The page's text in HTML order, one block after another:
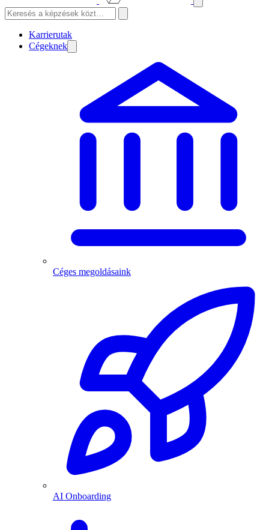
Karrierutak
Cégeknek
Céges megoldásaink
AI Onboarding